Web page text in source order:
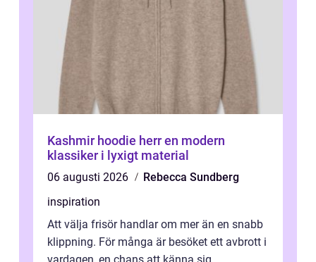
Kashmir hoodie herr en modern
klassiker i lyxigt material
06 augusti 2026
Rebecca Sundberg
inspiration
Att välja frisör handlar om mer än en snabb
klippning. För många är besöket ett avbrott i